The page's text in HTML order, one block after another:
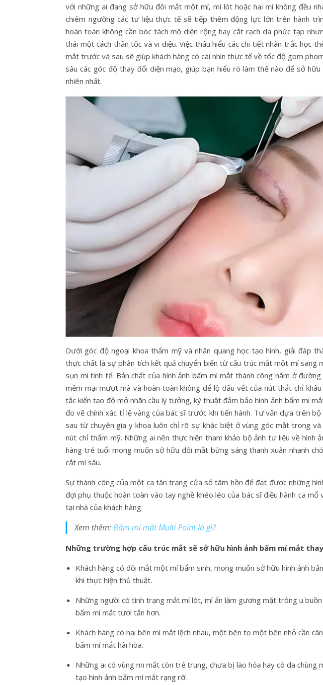
với những ai đang sở hữu đôi mắt một mí, mí lót hoặc hai mí không đều
chiêm ngưỡng các tư liệu thực tế sẽ tiếp thêm động lực lớn trên hành
hoàn toàn không cần bóc tách mô diện rộng hay cắt rạch da phức tạp
thái một cách thần tốc và vi diệu. Việc thấu hiểu các chi tiết nhân trắc học
mắt trước và sau sẽ giúp khách hàng có cái nhìn thực tế về tốc độ gom
sâu các góc độ thay đổi diện mạo, giúp bạn hiểu rõ làm thế nào để sở
nhiên nhất.
Dưới góc độ ngoại khoa thẩm mỹ và nhãn quang học tạo hình, giải đáp
thực chất là sự phân tích kết quả chuyển biến từ cấu trúc mắt một mí sang
sụn mi tinh tế. Bản chất của hình ảnh bấm mí mắt thành công nằm ở
mềm mại mượt mà và hoàn toàn không để lộ dấu vết của nút thắt chỉ
tắc kiến tạo độ mở nhãn cầu lý tưởng, kỹ thuật đảm bảo hình ảnh bấm mí
đo vẽ chính xác tỉ lệ vàng của bác sĩ trước khi tiến hành. Tư vấn dựa trên
sau từ chuyên gia y khoa luôn chỉ rõ sự khác biệt ở vùng góc mắt trong
nút chỉ thẩm mỹ. Những ai nên thực hiện tham khảo bộ ảnh tư liệu về hình
hàng trẻ tuổi mong muốn sở hữu đôi mắt bừng sáng thanh xuân nhanh
cắt mí sâu.
Sự thành công của một ca tân trang cửa sổ tâm hồn để đạt được những
đợi phụ thuộc hoàn toàn vào tay nghề khéo léo của bác sĩ điều hành ca mổ
tại nhà của khách hàng.
Xem thêm:Bấm mí mắt Multi Point là gì?
Những trường hợp cấu trúc mắt sẽ sở hữu hình ảnh bấm mí mắt
Khách hàng có đôi mắt một mí bẩm sinh, mong muốn sở hữu hình ảnh
khi thực hiện thủ thuật.
Những người có tình trạng mắt mí lót, mí ẩn làm gương mặt trông u
bấm mí mắt tươi tắn hơn.
Khách hàng có hai bên mí mắt lệch nhau, một bên to một bên nhỏ cần
bấm mí mắt hài hòa.
Những ai có vùng mi mắt còn trẻ trung, chưa bị lão hóa hay có da
tạo hình ảnh bấm mí mắt rạng rỡ.